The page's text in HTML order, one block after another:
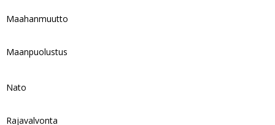
Maahanmuutto
Maanpuolustus
Nato
Rajavalvonta